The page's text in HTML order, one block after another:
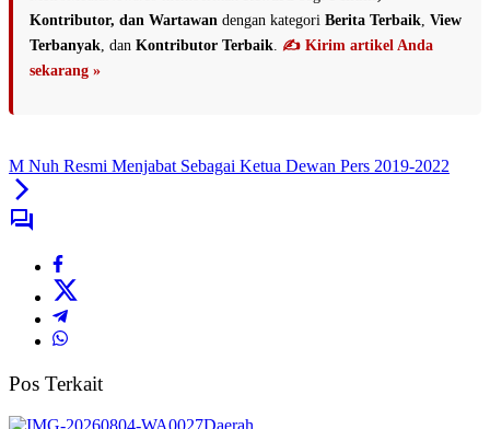
Kontributor, dan Wartawan dengan kategori Berita Terbaik View
Terbanyak , dan Kontributor Terbaik ✍️ Kirim artikel Anda
sekarang »
M Nuh Resmi Menjabat Sebagai Ketua Dewan Pers 2019-2022
Pos Terkait